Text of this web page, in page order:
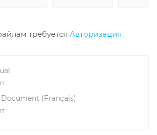
требуется Авторизация
Document (Français)